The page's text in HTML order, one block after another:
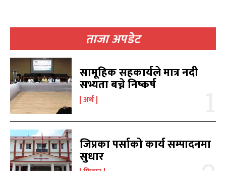
काबिलखबर एफएम सुन्नुहोस
उज्यालो एफएम सुन्नुहोस
काबिलखबर एफएम सुन्नुहोस
उज्यालो एफएम सुन्नुहोस
ताजा अपडेट
सामूहिक सहकार्यले मात्र नदी
सभ्यता बच्ने निष्कर्ष
अर्थ
जिप्रका पर्साको कार्य सम्पादनमा
सुधार